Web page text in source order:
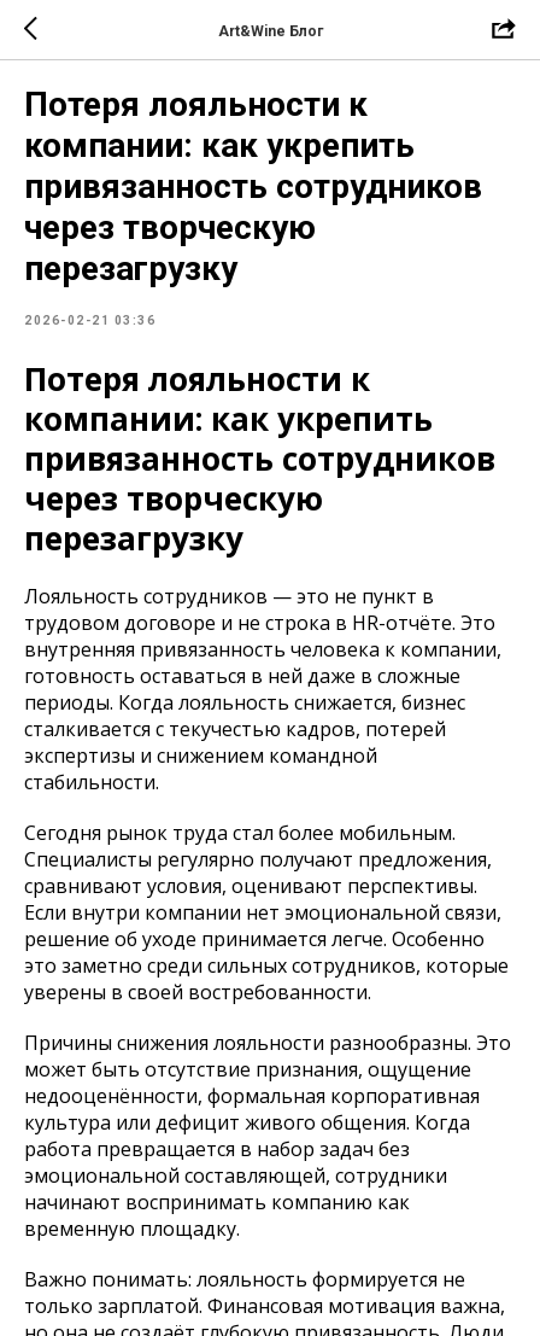
Art&Wine Блог
Потеря лояльности к
компании: как укрепить
привязанность сотрудников
через творческую
перезагрузку
2026-02-21 03:36
Потеря лояльности к
компании: как укрепить
привязанность сотрудников
через творческую
перезагрузку
Лояльность сотрудников — это не пункт в
трудовом договоре и не строка в HR-отчёте. Это
внутренняя привязанность человека к компании,
готовность оставаться в ней даже в сложные
периоды. Когда лояльность снижается, бизнес
сталкивается с текучестью кадров, потерей
экспертизы и снижением командной
стабильности.
Сегодня рынок труда стал более мобильным.
Специалисты регулярно получают предложения,
сравнивают условия, оценивают перспективы.
Если внутри компании нет эмоциональной связи,
решение об уходе принимается легче. Особенно
это заметно среди сильных сотрудников, которые
уверены в своей востребованности.
Причины снижения лояльности разнообразны. Это
может быть отсутствие признания, ощущение
недооценённости, формальная корпоративная
культура или дефицит живого общения. Когда
работа превращается в набор задач без
эмоциональной составляющей, сотрудники
начинают воспринимать компанию как
временную площадку.
Важно понимать: лояльность формируется не
только зарплатой. Финансовая мотивация важна,